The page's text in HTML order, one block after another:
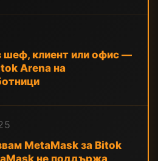
шеф, клиент или офис —
Arena на
MetaMask за Bitok
не поддържа